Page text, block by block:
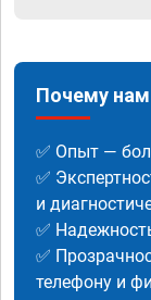
Почему
✅ Опыт —
✅
и
✅
✅
телефону и